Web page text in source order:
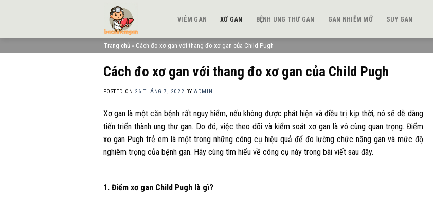
VIÊM GAN XƠ GAN BỆNH UNG THƯ GAN GAN NHIỄM MỠ SUY GAN
Trang chủ » Cách đo xơ gan với thang đo xơ gan của Child Pugh
Cách đo xơ gan với thang đo xơ gan của Child Pugh
POSTED ON 26 THÁNG 7, 2022 BYADMIN
Xơ gan là một căn bệnh rất nguy hiểm, nếu không được phát hiện và điều trị kịp thời, nó sẽ dễ dàng
tiến triển thành ung thư gan. Do đó, việc theo dõi và kiểm soát xơ gan là vô cùng quan trọng. Điểm
xơ gan Pugh trẻ em là một trong những công cụ hiệu quả để đo lường chức năng gan và mức độ
nghiêm trọng của bệnh gan. Hãy cùng tìm hiểu về công cụ này trong bài viết sau đây.
1. Điểm xơ gan Child Pugh là gì?